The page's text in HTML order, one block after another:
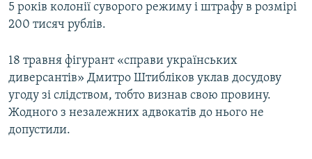
5 років колонії суворого режиму і штрафу в розмірі
200 тисяч рублів.
18 травня фігурант «справи українських
диверсантів» Дмитро Штибліков уклав досудову
угоду зі слідством, тобто визнав свою провину.
Жодного з незалежних адвокатів до нього не
допустили.